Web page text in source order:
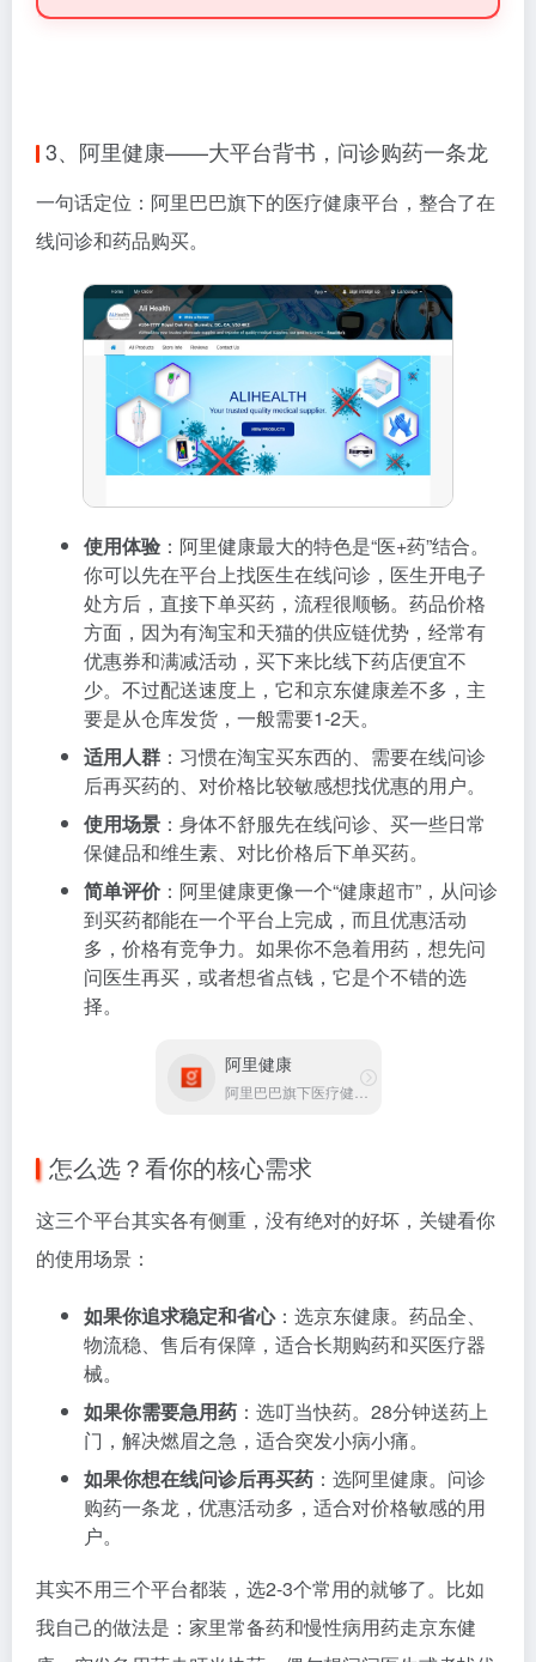
3、阿里健康——大平台背书，问诊购药一条龙
一句话定位：阿里巴巴旗下的医疗健康平台，整合了在
线问诊和药品购买。
使用体验 ：阿里健康最大的特色是“医+药”结合。
你可以先在平台上找医生在线问诊，医生开电子
处方后，直接下单买药，流程很顺畅。药品价格
方面，因为有淘宝和天猫的供应链优势，经常有
优惠券和满减活动，买下来比线下药店便宜不
少。不过配送速度上，它和京东健康差不多，主
要是从仓库发货，一般需要1-2天。
适用人群 ：习惯在淘宝买东西的、需要在线问诊
后再买药的、对价格比较敏感想找优惠的用户。
使用场景 ：身体不舒服先在线问诊、买一些日常
保健品和维生素、对比价格后下单买药。
简单评价：阿里健康更像一个“健康超市”，从问诊
到买药都能在一个平台上完成，而且优惠活动
多，价格有竞争力。如果你不急着用药，想先问
问医生再买，或者想省点钱，它是个不错的选
择。
阿里健康
阿里巴巴旗下医疗健康平台
怎么选？看你的核心需求
这三个平台其实各有侧重，没有绝对的好坏，关键看你
的使用场景：
如果你追求稳定和省心：选京东健康。药品全、
物流稳、售后有保障，适合长期购药和买医疗器
械。
如果你需要急用药 ：选叮当快药。28分钟送药上
门，解决燃眉之急，适合突发小病小痛。
如果你想在线问诊后再买药 ：选阿里健康。问诊
购药一条龙，优惠活动多，适合对价格敏感的用
户。
其实不用三个平台都装，选2-3个常用的就够了。比如
我自己的做法是：家里常备药和慢性病用药走京东健